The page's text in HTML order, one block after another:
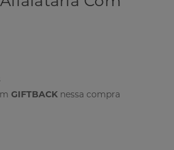
GIFTBACK nessa compra